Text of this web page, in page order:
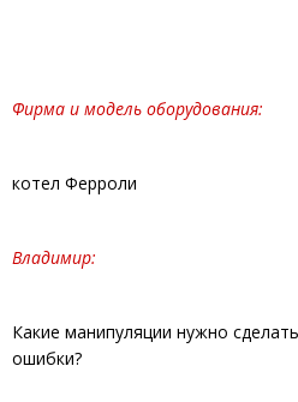
Фирма и модель оборудования:
котел Ферроли
Владимир:
Какие манипуляции нужно
ошибки?